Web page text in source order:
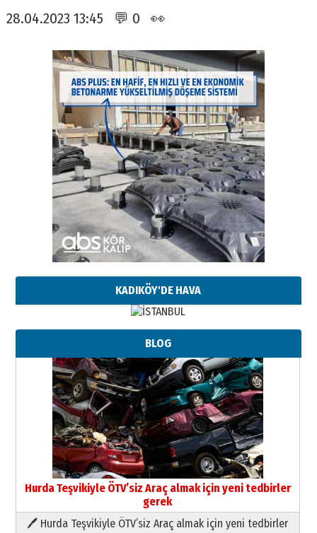
28.04.2023 13:45 💬 0 👀
KADIKÖY'DE HAVA
BLOG
Hurda Teşvikiyle ÖTV’siz Araç almak için yeni tedbirler
gerek
🖊 Hurda Teşvikiyle ÖTV’siz Araç almak için yeni tedbirler